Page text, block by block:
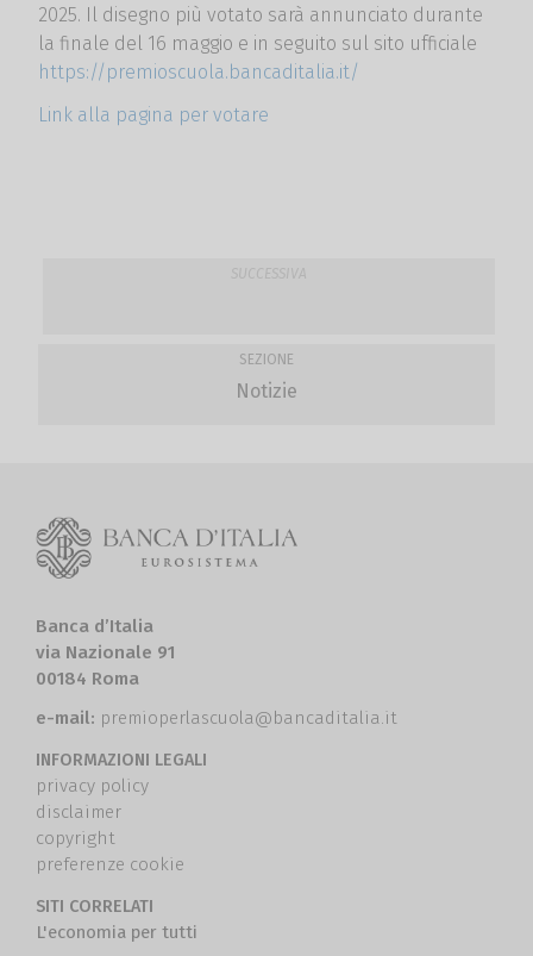
2025. Il disegno più votato sarà annunciato durante
la finale del 16 maggio e in seguito sul sito ufficiale
https://premioscuola.bancaditalia.it/
Link alla pagina per votare
SEZIONE
Notizie
Banca d’Italia
via Nazionale 91
00184 Roma
e-mail: premioperlascuola@bancaditalia.it
INFORMAZIONI LEGALI
privacy policy
disclaimer
copyright
preferenze cookie
SITI CORRELATI
L'economia per tutti